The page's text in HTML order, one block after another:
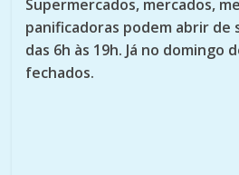
Supermercados, mercados,
panificadoras podem abrir de
das 6h às 19h. Já no domingo
fechados.